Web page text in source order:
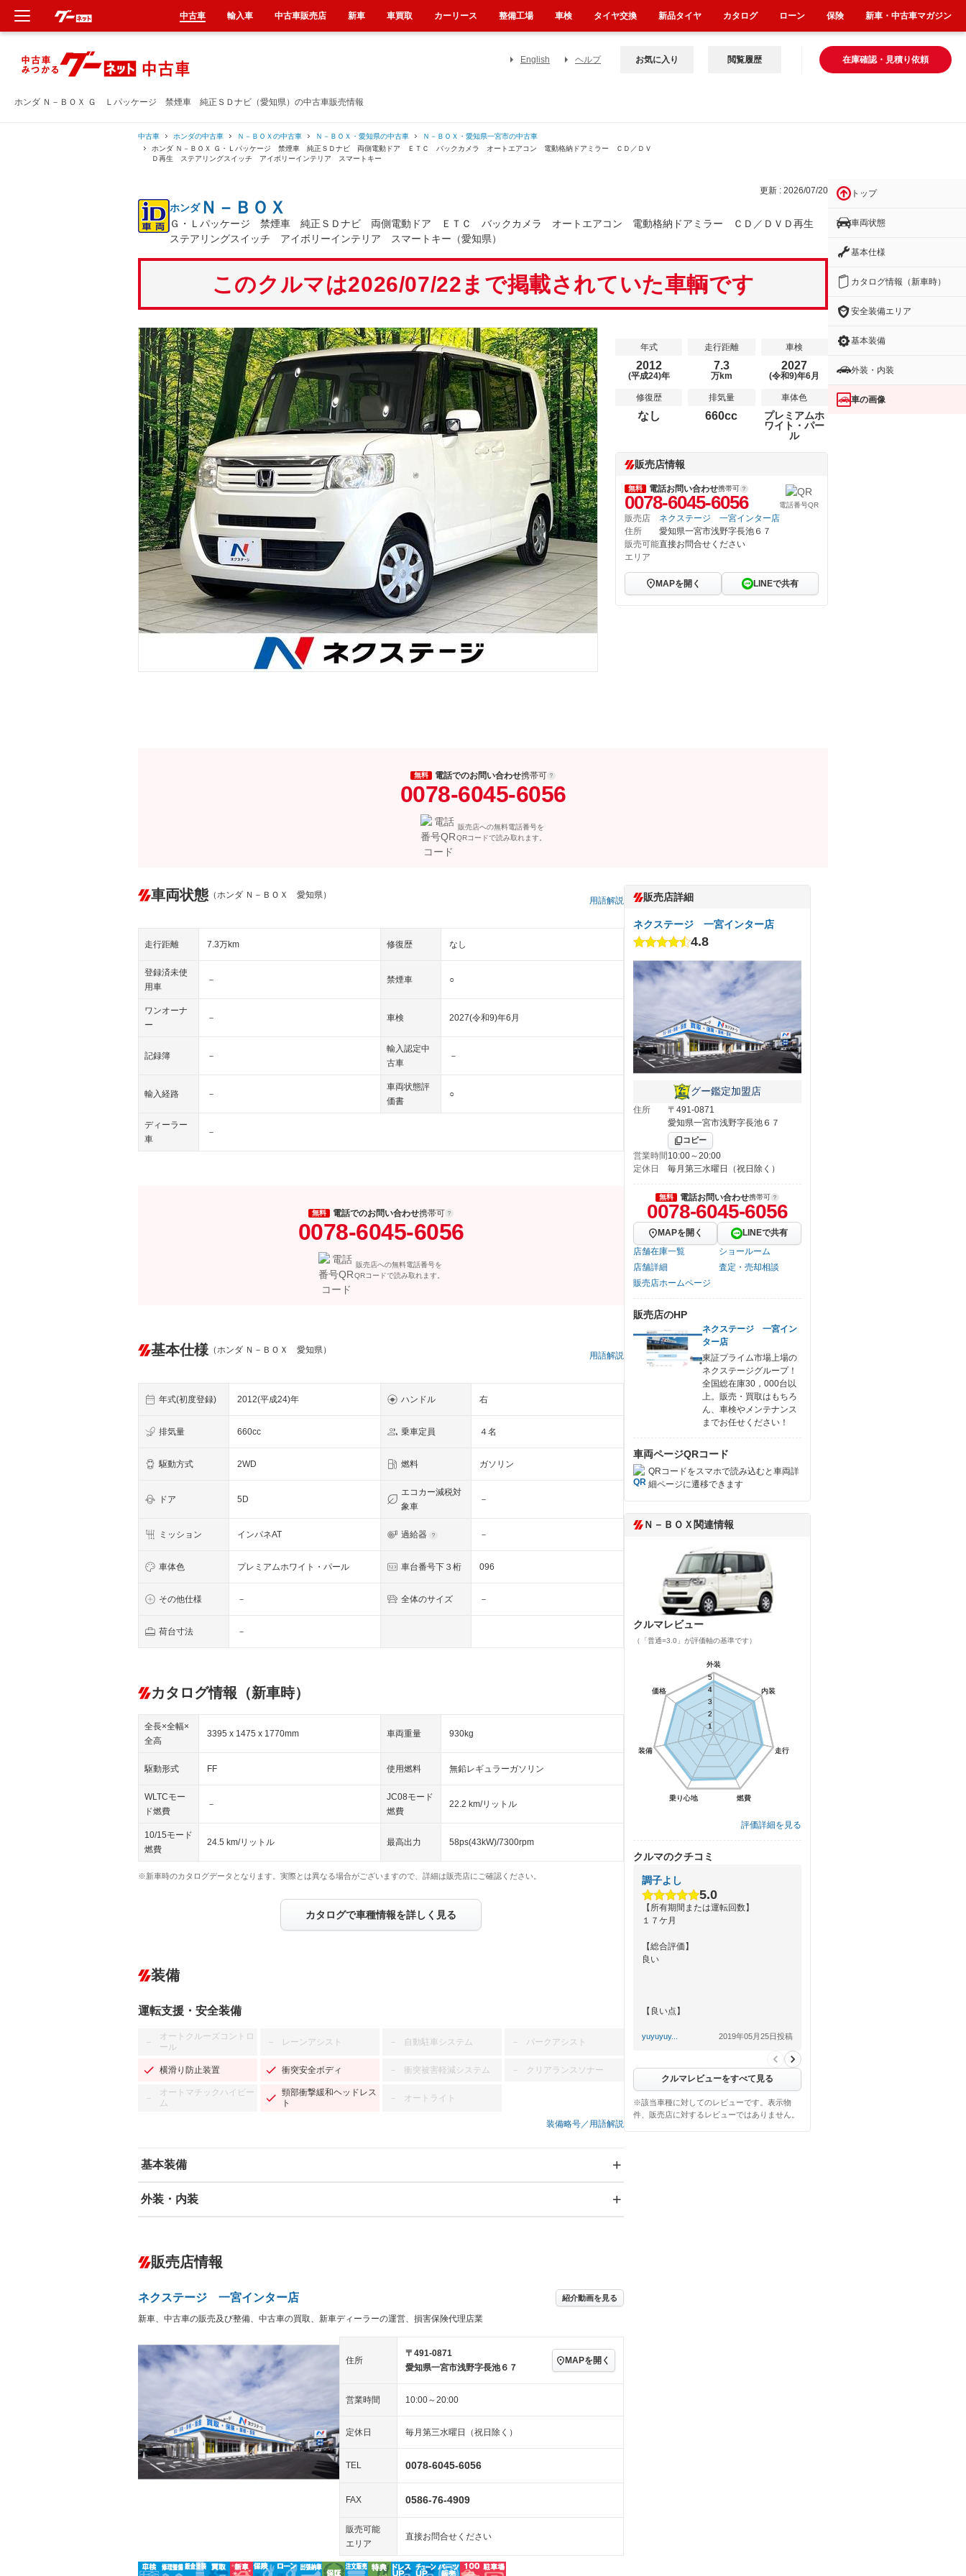
ホンダ Ｎ－ＢＯＸ Ｇ Ｌパッケージ 禁煙車 純正ＳＤナビ（愛知県）の中古車販売情報
English ヘルプ 在庫確認・見積り依頼
お気に入り 閲覧履歴
中古車 ホンダの中古車 Ｎ－ＢＯＸの中古車 Ｎ－ＢＯＸ・愛知県の中古車
Ｎ－ＢＯＸ・愛知県一宮市の中古車
ホンダ Ｎ－ＢＯＸ Ｇ・Ｌパッケージ 禁煙車 純正ＳＤナビ 両側電動ドア ＥＴＣ バックカメラ オートエアコン 電動格納ドアミラー ＣＤ／ＤＶ
Ｄ再生 ステアリングスイッチ アイボリーインテリア スマートキー
更新 : 2026/07/20
ホンダＮ－ＢＯＸ
Ｇ・Ｌパッケージ 禁煙車 純正ＳＤナビ 両側電動ドア ＥＴＣ バックカメラ オートエアコン 電動格納ドアミラー ＣＤ／ＤＶＤ再生
ステアリングスイッチ アイボリーインテリア スマートキー（愛知県）
このクルマは2026/07/22まで掲載されていた車輌です
年式
2012
(平成24)年
走行距離
7.3
万km
車検
2027
(令和9)年6月
修復歴
なし
排気量
660cc
車体色
プレミアムホ
ワイト・パー
ル
販売店情報
無料 電話お問い合わせ携帯可
0078-6045-6056 電話番号QR
販売店
ネクステージ 一宮インター店
住所
愛知県一宮市浅野字長池６７
販売可能
エリア
直接お問合せください
MAPを開く LINEで共有
無料 電話でのお問い合わせ携帯可
0078-6045-6056
販売店への無料電話番号を
QRコードで読み取れます。
車両状態 （ホンダ Ｎ－ＢＯＸ 愛知県）
用語解説
走行距離 7.3万km 修復歴 なし
登録済未使
用車
－ 禁煙車 ○
ワンオーナ
ー
－ 車検 2027(令和9)年6月
記録簿 －
輸入認定中
古車
－
輸入経路 －
車両状態評
価書
○
ディーラー
車
－
無料 電話でのお問い合わせ携帯可
0078-6045-6056
販売店への無料電話番号を
QRコードで読み取れます。
基本仕様 （ホンダ Ｎ－ＢＯＸ 愛知県）
用語解説
年式(初度登録) 2012(平成24)年 ハンドル 右
排気量 660cc 乗車定員 ４名
駆動方式 2WD 燃料 ガソリン
ドア 5D
エコカー減税対
象車
－
ミッション インパネAT 過給器 －
車体色 プレミアムホワイト・パール 車台番号下３桁 096
その他仕様 － 全体のサイズ －
荷台寸法 －
カタログ情報（新車時）
全長×全幅×
全高
3395 x 1475 x 1770mm 車両重量 930kg
駆動形式 FF 使用燃料 無鉛レギュラーガソリン
WLTCモー
ド燃費
－
JC08モード
燃費
22.2 km/リットル
10/15モード
燃費
24.5 km/リットル 最高出力 58ps(43kW)/7300rpm
※新車時のカタログデータとなります。実際とは異なる場合がございますので、詳細は販売店にご確認ください。
カタログで車種情報を詳しく見る
装備
運転支援・安全装備
－
オートクルーズコントロ
ール
－ レーンアシスト － 自動駐車システム － パークアシスト
横滑り防止装置 衝突安全ボディ － 衝突被害軽減システム － クリアランスソナー
－
オートマチックハイビー
ム
頸部衝撃緩和ヘッドレス
ト
－ オートライト
装備略号／用語解説
基本装備
エアバッグ：運転席/助手席
－ ダウンヒルアシストコントロール
－ Bluetooth接続 － 100V電源 センターデフロック
装備略号／用語解説
外装・内装
オーディオ：CDまたはCDチェンジャー
－
ヘッドライトウォッシャ
ー
－ 革シート キーレス
－ LEDヘッドランプ － HID(キセノンライト) － ポータブルナビ
ETC － エアロ スマートキー ローダウン
ランフラットタイヤ － パワーシート 3列シート ベンチシート
フルフラットシート チップアップシート オットマン
シートヒーター － ウォークスルー 後席モニター
－ フロントカメラ － シートエアコン
－ ルーフレール － エアサスペンション
販売店情報
ネクステージ 一宮インター店 紹介動画を見る
新車、中古車の販売及び整備、中古車の買取、新車ディーラーの運営、損害保険代理店業
住所
〒491-0871
愛知県一宮市浅野字長池６７
MAPを開く
営業時間 10:00～20:00
定休日 毎月第三水曜日（祝日除く）
TEL 0078-6045-6056
FAX 0586-76-4909
販売可能
エリア
直接お問合せください
販売店詳細
ネクステージ 一宮インター店
4.8
グー鑑定加盟店
住所
〒491-0871
愛知県一宮市浅野字長池６７
コピー
営業時間10:00～20:00
定休日
毎月第三水曜日（祝日除く）
無料 電話お問い合わせ携帯可
0078-6045-6056
MAPを開く
LINEで共有
店舗在庫一覧
ショールーム
店舗詳細
査定・売却相談
販売店ホームページ
販売店のHP
ネクステージ 一宮イン
ター店
東証プライム市場上場の
ネクステージグループ！
全国総在庫30，000台以
上。販売・買取はもちろ
ん、車検やメンテナンス
までお任せください！
車両ページQRコード
QRコードをスマホで読み込むと車両詳
細ページに遷移できます
Ｎ－ＢＯＸ関連情報
クルマレビュー
（「普通=3.0」が評価軸の基準です）
外装
内装
走行
燃費
乗り心地
装備
価格
1
2
3
4
5
外装
内装
走行
燃費
乗り心地
装備
価格
1
2
3
4
5
評価詳細を見る
クルマのクチコミ
調子よし
5.0
【所有期間または運転回数】
１７ケ月
【総合評価】
良い
【良い点】
全体
yuyuyuy... 2019年05月25日投稿
クルマレビューをすべて見る
※該当車種に対してのレビューです。表示物
件、販売店に対するレビューではありません。
トップ
車両状態
基本仕様
カタログ情報（新車時）
安全装備エリア
基本装備
外装・内装
車の画像
中古車 輸入車 中古車販売店 新車 車買取 カーリース 整備工場 車検 タイヤ交換 新品タイヤ カタログ ローン 保険 新車・中古車マガジン
新車
中古車